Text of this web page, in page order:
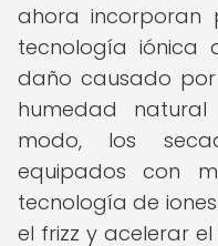
ahora incorporan
tecnología iónica
daño causado
humedad
modo, los
equipados con
tecnología de
el frizz y acelerar